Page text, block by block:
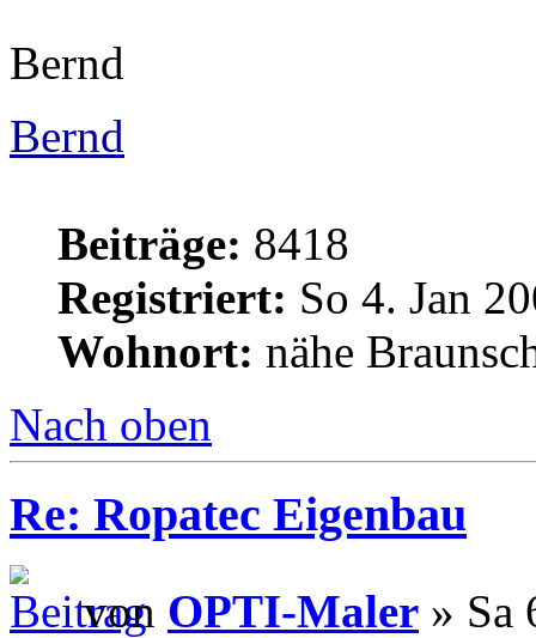
Bernd
Bernd
Beiträge: 8418
Registriert: So 4. Jan
Wohnort: nähe
Nach oben
Re: Ropatec Eigenbau
von OPTI-Maler » Sa